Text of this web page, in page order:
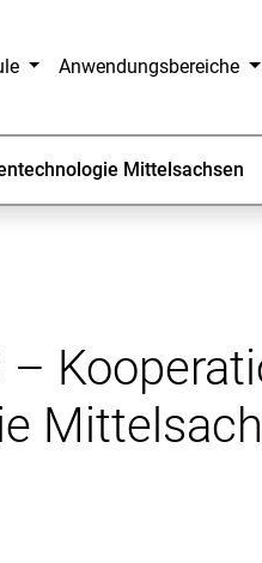
Anwendungsbereiche
Mittelsachsen
–